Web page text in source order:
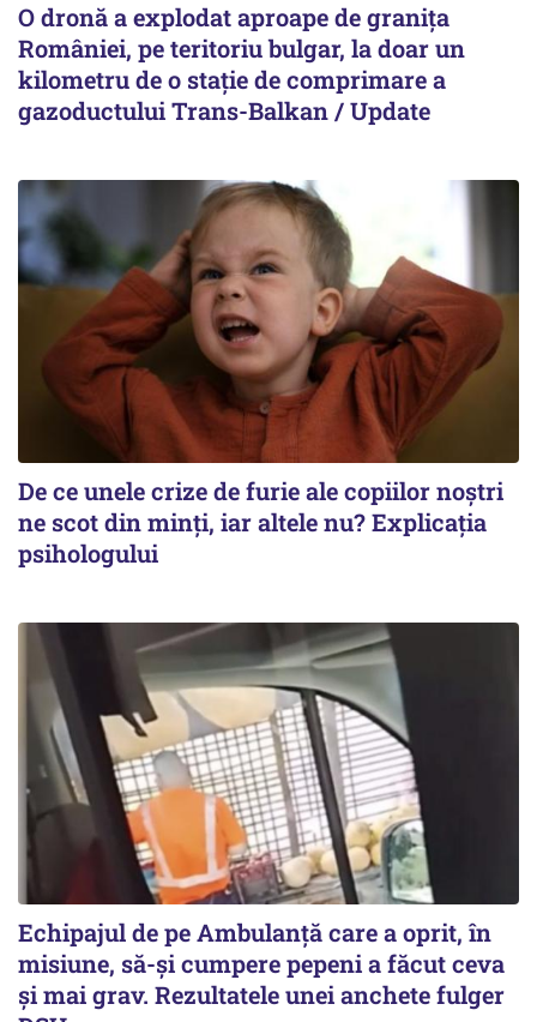
O dronă a explodat aproape de granița
României, pe teritoriu bulgar, la doar un
kilometru de o stație de comprimare a
gazoductului Trans-Balkan / Update
De ce unele crize de furie ale copiilor noștri
ne scot din minți, iar altele nu? Explicația
psihologului
Echipajul de pe Ambulanță care a oprit, în
misiune, să-și cumpere pepeni a făcut ceva
și mai grav. Rezultatele unei anchete fulger